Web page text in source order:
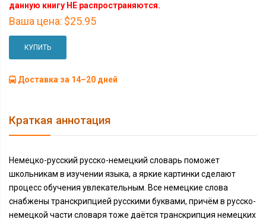
данную книгу НЕ распространяются.
Ваша цена: $25.95
КУПИТЬ
Доставка за 14–20 дней
Краткая аннотация
Немецко-русский русско-немецкий словарь поможет
школьникам в изучении языка, а яркие картинки сделают
процесс обучения увлекательным. Все немецкие слова
снабжены транскрипцией русскими буквами, причём в русско-
немецкой части словаря тоже даётся транскрипция немецких